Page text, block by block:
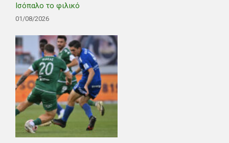
Ισόπαλο το φιλικό
01/08/2026